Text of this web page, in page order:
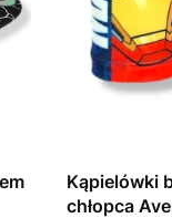
Kąpielówki
chłopca